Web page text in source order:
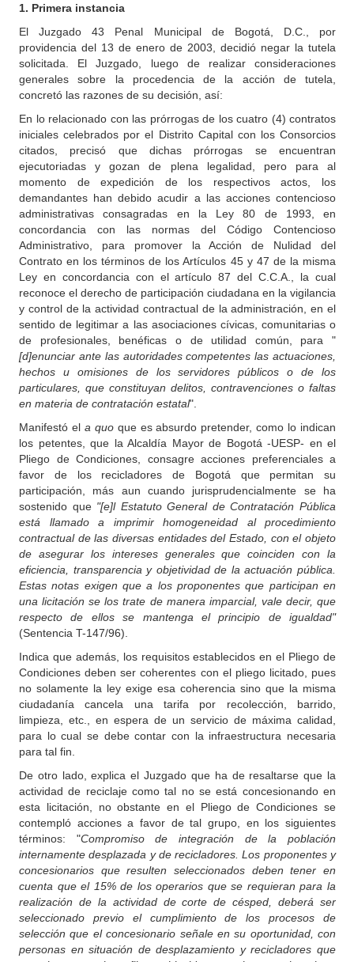
1. Primera instancia
El Juzgado 43 Penal Municipal de Bogotá, D.C., por
providencia del 13 de enero de 2003, decidió negar la tutela
solicitada. El Juzgado, luego de realizar consideraciones
generales sobre la procedencia de la acción de tutela,
concretó las razones de su decisión, así:
En lo relacionado con las prórrogas de los cuatro (4) contratos
iniciales celebrados por el Distrito Capital con los Consorcios
citados, precisó que dichas prórrogas se encuentran
ejecutoriadas y gozan de plena legalidad, pero para al
momento de expedición de los respectivos actos, los
demandantes han debido acudir a las acciones contencioso
administrativas consagradas en la Ley 80 de 1993, en
concordancia con las normas del Código Contencioso
Administrativo, para promover la Acción de Nulidad del
Contrato en los términos de los Artículos 45 y 47 de la misma
Ley en concordancia con el artículo 87 del C.C.A., la cual
reconoce el derecho de participación ciudadana en la vigilancia
y control de la actividad contractual de la administración, en el
sentido de legitimar a las asociaciones cívicas, comunitarias o
de profesionales, benéficas o de utilidad común, para "
[d]enunciar ante las autoridades competentes las actuaciones,
hechos u omisiones de los servidores públicos o de los
particulares, que constituyan delitos, contravenciones o faltas
en materia de contratación estatal".
Manifestó el a quoque es absurdo pretender, como lo indican
los petentes, que la Alcaldía Mayor de Bogotá -UESP- en el
Pliego de Condiciones, consagre acciones preferenciales a
favor de los recicladores de Bogotá que permitan su
participación, más aun cuando jurisprudencialmente se ha
sostenido que "[e]l Estatuto General de Contratación Pública
está llamado a imprimir homogeneidad al procedimiento
contractual de las diversas entidades del Estado, con el objeto
de asegurar los intereses generales que coinciden con la
eficiencia, transparencia y objetividad de la actuación pública.
Estas notas exigen que a los proponentes que participan en
una licitación se los trate de manera imparcial, vale decir, que
respecto de ellos se mantenga el principio de igualdad"
(Sentencia T-147/96).
Indica que además, los requisitos establecidos en el Pliego de
Condiciones deben ser coherentes con el pliego licitado, pues
no solamente la ley exige esa coherencia sino que la misma
ciudadanía cancela una tarifa por recolección, barrido,
limpieza, etc., en espera de un servicio de máxima calidad,
para lo cual se debe contar con la infraestructura necesaria
para tal fin.
De otro lado, explica el Juzgado que ha de resaltarse que la
actividad de reciclaje como tal no se está concesionando en
esta licitación, no obstante en el Pliego de Condiciones se
contempló acciones a favor de tal grupo, en los siguientes
términos: "Compromiso de integración de la población
internamente desplazada y de recicladores. Los proponentes y
concesionarios que resulten seleccionados deben tener en
cuenta que el 15% de los operarios que se requieran para la
realización de la actividad de corte de césped, deberá ser
seleccionado previo el cumplimiento de los procesos de
selección que el concesionario señale en su oportunidad, con
personas en situación de desplazamiento y recicladores que